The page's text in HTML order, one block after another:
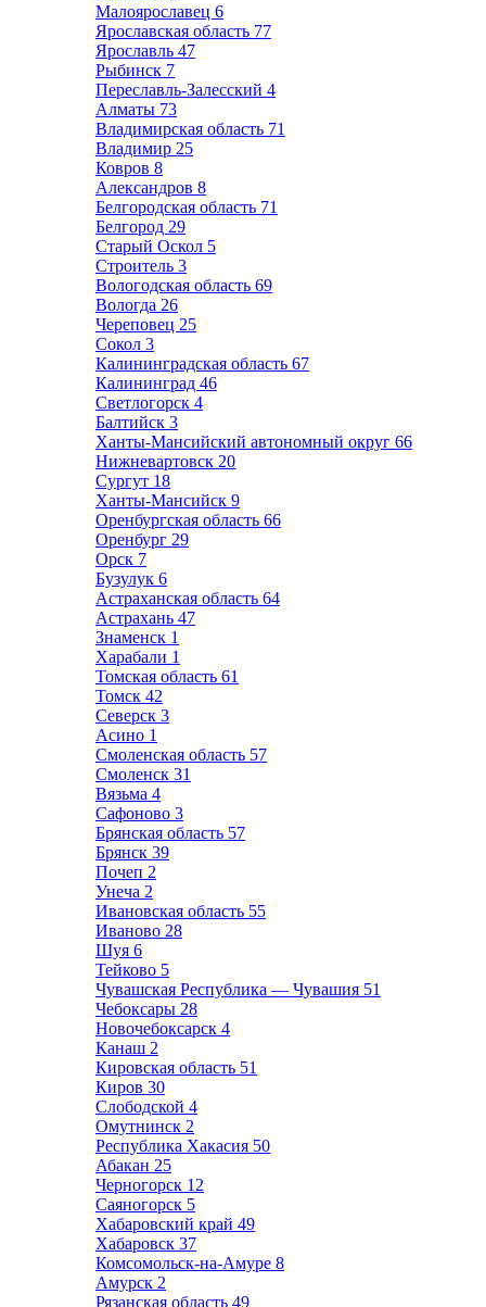
Малоярославец 6
Ярославская область 77
Ярославль 47
Рыбинск 7
Переславль-Залесский 4
Алматы 73
Владимирская область 71
Владимир 25
Ковров 8
Александров 8
Белгородская область 71
Белгород 29
Старый Оскол 5
Строитель 3
Вологодская область 69
Вологда 26
Череповец 25
Сокол 3
Калининградская область 67
Калининград 46
Светлогорск 4
Балтийск 3
Ханты-Мансийский автономный округ 66
Нижневартовск 20
Сургут 18
Ханты-Мансийск 9
Оренбургская область 66
Оренбург 29
Орск 7
Бузулук 6
Астраханская область 64
Астрахань 47
Знаменск 1
Харабали 1
Томская область 61
Томск 42
Северск 3
Асино 1
Смоленская область 57
Смоленск 31
Вязьма 4
Сафоново 3
Брянская область 57
Брянск 39
Почеп 2
Унеча 2
Ивановская область 55
Иваново 28
Шуя 6
Тейково 5
Чувашская Республика — Чувашия 51
Чебоксары 28
Новочебоксарск 4
Канаш 2
Кировская область 51
Киров 30
Слободской 4
Омутнинск 2
Республика Хакасия 50
Абакан 25
Черногорск 12
Саяногорск 5
Хабаровский край 49
Хабаровск 37
Комсомольск-на-Амуре 8
Амурск 2
Рязанская область 49